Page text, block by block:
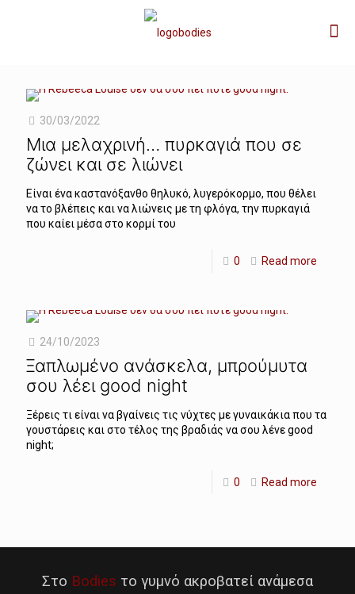
30/03/2022
Μια μελαχρινή… πυρκαγιά που σε
ζώνει και σε λιώνει
Είναι ένα καστανόξανθο θηλυκό, λυγερόκορμο, που θέλει
να το βλέπεις και να λιώνεις με τη φλόγα, την πυρκαγιά
που καίει μέσα στο κορμί του
0 Read more
24/10/2023
Ξαπλωμένο ανάσκελα, μπρούμυτα
σου λέει good night
Ξέρεις τι είναι να βγαίνεις τις νύχτες με γυναικάκια που τα
γουστάρεις και στο τέλος της βραδιάς να σου λένε good
night;
0 Read more
Στο Bodies το γυμνό ακροβατεί ανάμεσα